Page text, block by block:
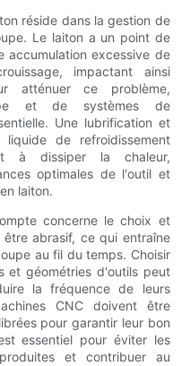
réside dans la gestion de
Le laiton a un point de
accumulation excessive de
impactant ainsi
atténuer ce problème,
et de systèmes de
Une lubrification et
de refroidissement
à dissiper la chaleur,
optimales de l'outil et
laiton.
concerne le choix et
abrasif, ce qui entraîne
au fil du temps. Choisir
et géométries d'outils peut
la fréquence de leurs
CNC doivent être
pour garantir leur bon
essentiel pour éviter les
et contribuer au